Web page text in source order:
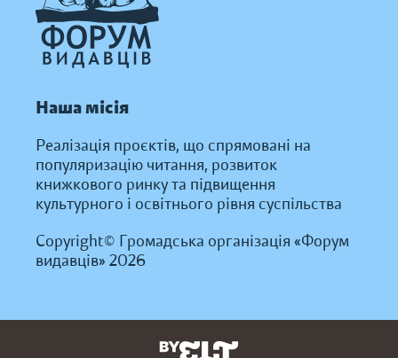
Наша місія
Реалізація проєктів, що спрямовані на
популяризацію читання, розвиток
книжкового ринку та підвищення
культурного і освітнього рівня суспільства
Copyright© Громадська організація «Форум
видавців» 2026